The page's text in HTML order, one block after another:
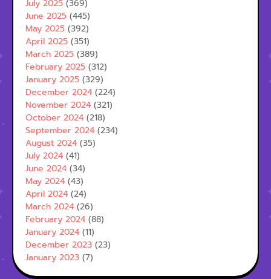
July 2025 (369)
June 2025 (445)
May 2025 (392)
April 2025 (351)
March 2025 (389)
February 2025 (312)
January 2025 (329)
December 2024 (224)
November 2024 (321)
October 2024 (218)
September 2024 (234)
August 2024 (35)
July 2024 (41)
June 2024 (34)
May 2024 (43)
April 2024 (24)
March 2024 (26)
February 2024 (88)
January 2024 (11)
December 2023 (23)
January 2023 (7)